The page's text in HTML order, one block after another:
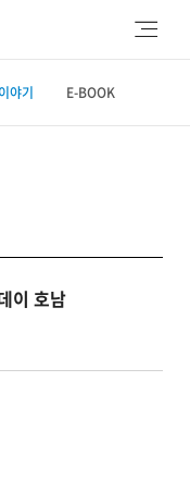
야기 E-BOOK
이 호남